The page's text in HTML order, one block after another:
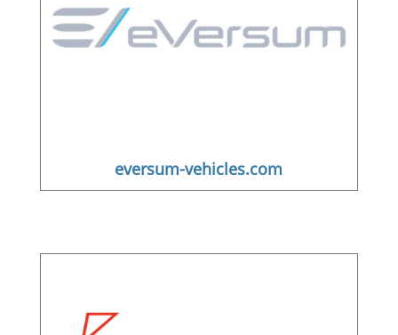
eversum-vehicles.com